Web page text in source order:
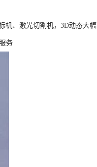
机、激光切割机，3D动态大幅
务